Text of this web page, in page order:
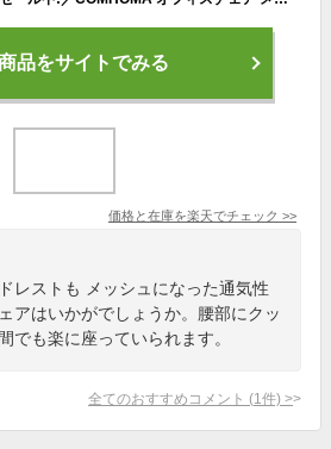
品をサイトでみる
価格と在庫を楽天でチェック >>
レストも メッシュになった通気性
アはいかがでしょうか。腰部にクッ
でも楽に座っていられます。
全てのおすすめコメント (1 件) >